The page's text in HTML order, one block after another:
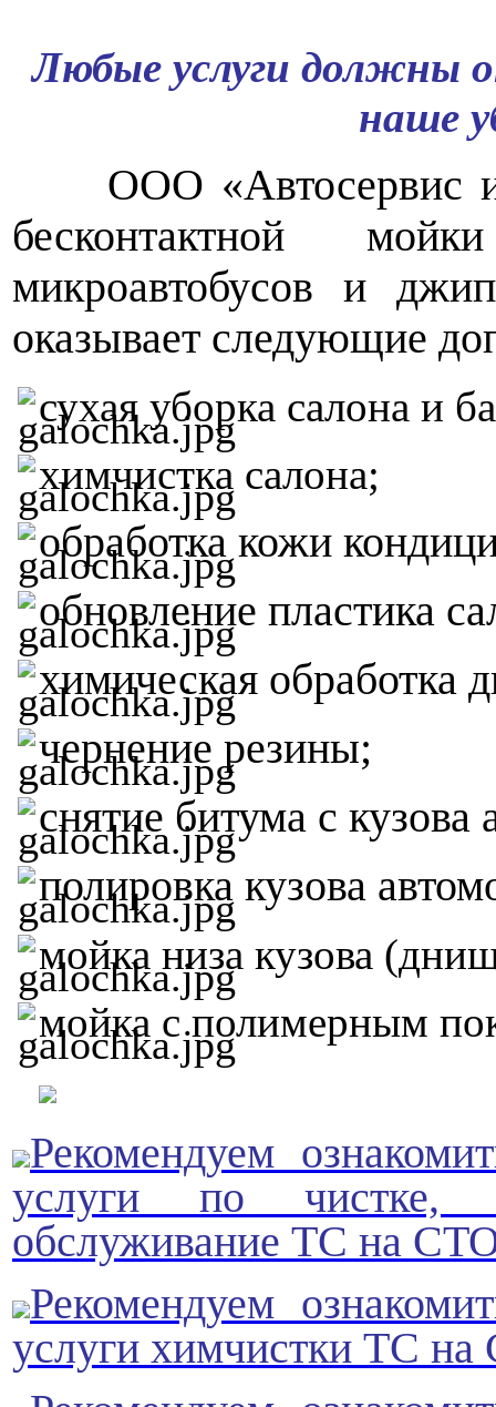
Любые услуги должны
наше
ООО «Автосервис и
бесконтактной
микроавтобусов и
оказывает следующие
сухая уборка салона и
химчистка салона;
обработка кожи
обновление пластика
химическая обработка
чернение резины;
снятие битума с кузова
полировка кузова
мойка низа кузова
мойка с полимерным
Рекомендуем
услуги по чистке,
обслуживание ТС на
Рекомендуем
услуги химчистки ТС